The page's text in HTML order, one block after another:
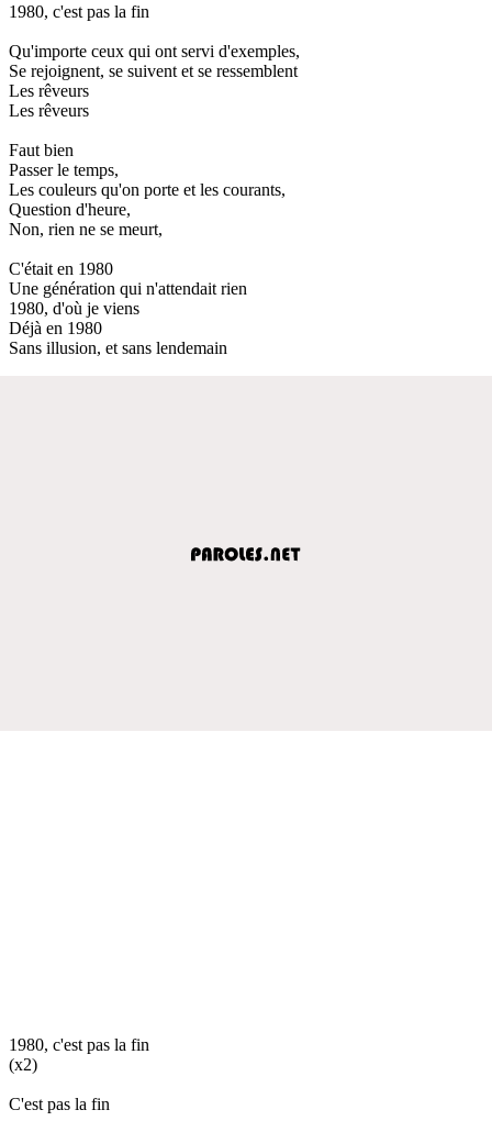
1980, c'est pas la fin
Qu'importe ceux qui ont servi d'exemples,
Se rejoignent, se suivent et se ressemblent
Les rêveurs
Les rêveurs
Faut bien
Passer le temps,
Les couleurs qu'on porte et les courants,
Question d'heure,
Non, rien ne se meurt,
C'était en 1980
Une génération qui n'attendait rien
1980, d'où je viens
Déjà en 1980
Sans illusion, et sans lendemain
1980, c'est pas la fin
(x2)
C'est pas la fin